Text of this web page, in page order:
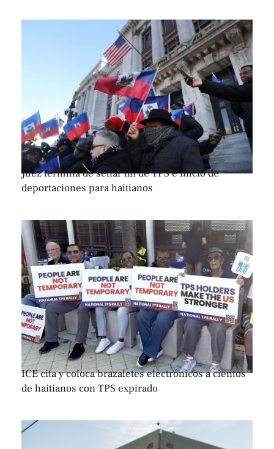
Juez termina de sellar fin de TPS e inicio de
deportaciones para haitianos
ICE cita y coloca brazaletes electrónicos a cientos
de haitianos con TPS expirado